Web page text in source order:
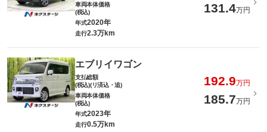
車両本体価格
(税込)
131.4万円
年式2020年
走行2.3万km
エブリイワゴン
支払総額
(税込)(リ済込・追)
192.9万円
車両本体価格
(税込)
185.7万円
年式2023年
走行0.5万km